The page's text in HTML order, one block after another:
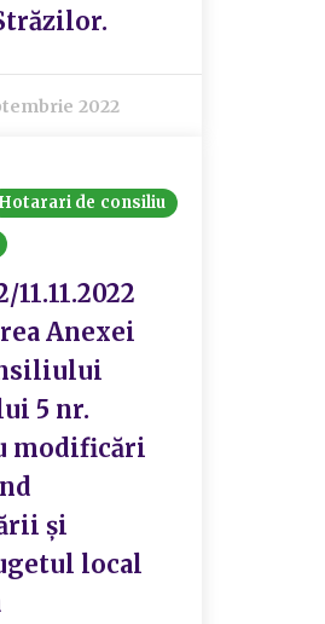
2022
Hotarari de consiliu
Anexei
5 nr.
modificări
și
local